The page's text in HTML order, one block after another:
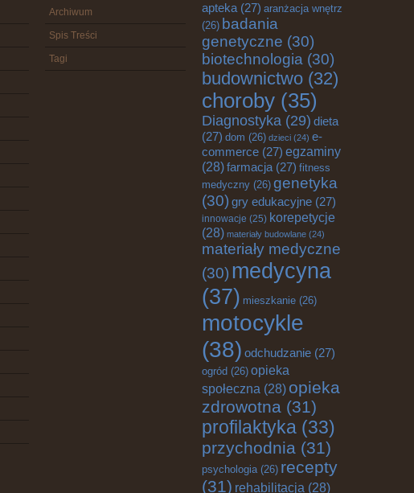
Archiwum
Spis Treści
Tagi
apteka (27) aranżacja wnętrz
(26) badania
genetyczne (30)
biotechnologia (30)
budownictwo (32)
choroby (35)
Diagnostyka (29) dieta
(27) dom (26) dzieci (24) e-
commerce (27) egzaminy
(28)farmacja (27) fitness
medyczny (26) genetyka
(30) gry edukacyjne (27)
innowacje (25) korepetycje
(28) materiały budowlane (24)
materiały medyczne
(30) medycyna
(37) mieszkanie (26)
motocykle
(38) odchudzanie (27)
ogród (26) opieka
społeczna (28) opieka
zdrowotna (31)
profilaktyka (33)
przychodnia (31)
psychologia(26) recepty
(31) rehabilitacja (28)